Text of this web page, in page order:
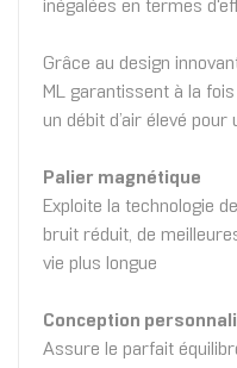
inégalées en termes
Grâce au design
ML garantissent à la
un débit d’air élevé
Palier magnétique
Exploite la technologie
bruit réduit, de
vie plus longue
Conception
Assure le parfait